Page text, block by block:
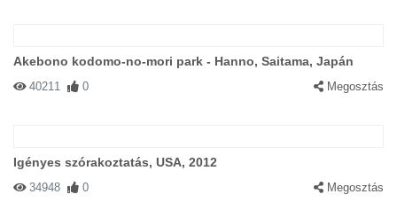
Akebono kodomo-no-mori park - Hanno, Saitama, Japán
40211 0 Megosztás
Igényes szórakoztatás, USA, 2012
34948 0 Megosztás